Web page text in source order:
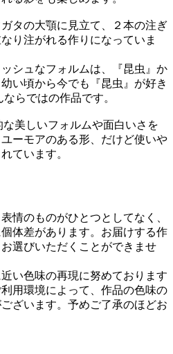
タの大顎に見立て、２本の注ぎ
り注がれる作りになっていま
シュなフォルムは、『昆虫』か
い頃から今でも『昆虫』が好き
らではの作品です。
な美しいフォルムや面白いさを
ーモアのある形、だけど使いや
ています。
情のものがひとつとしてなく、
体差があります。お届けする作
選びいただくことができませ
い色味の再現に努めております
用環境によって、作品の色味の
ざいます。予めご了承のほどお